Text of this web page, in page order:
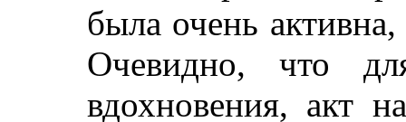
была очень
Очевидно, что
вдохновения, акт